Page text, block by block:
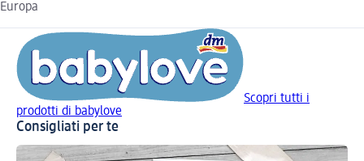
Europa
Scopri tutti i
prodotti di babylove
Consigliati per te